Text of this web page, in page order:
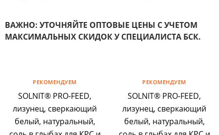
ВАЖНО: УТОЧНЯЙТЕ ОПТОВЫЕ ЦЕНЫ С УЧЕТОМ
МАКСИМАЛЬНЫХ СКИДОК У СПЕЦИАЛИСТА БСК.
РЕКОМЕНДУЕМ
SOLNIT® PRO-FEED,
лизунец, сверкающий
белый, натуральный,
РЕКОМЕНДУЕМ
SOLNIT® PRO-FEED,
лизунец, сверкающий
белый, натуральный,